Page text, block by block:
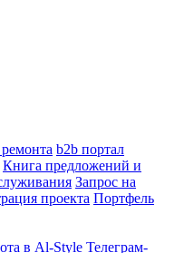
b2b портал
Книга предложений и
Запрос на
проекта Портфель
в Al-Style Телеграм-